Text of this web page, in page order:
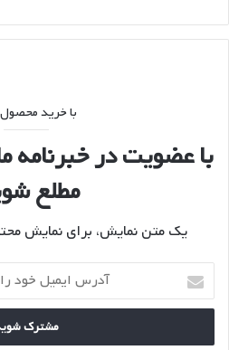
با خرید محصول
با عضویت در خبرنامه
مطلع
یک متن نمایش، برای نمایش
آدرس
ایمیل
خود
را
کنید